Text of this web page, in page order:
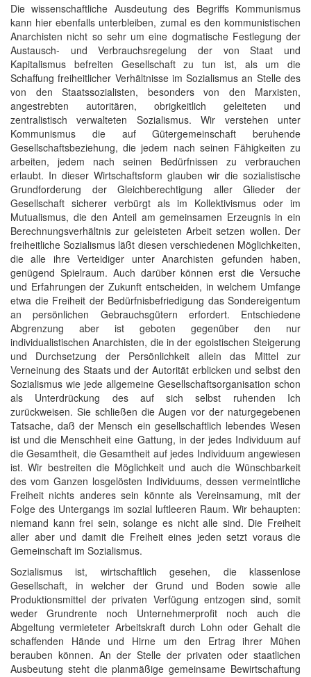
Die wissenschaftliche Ausdeutung des Begriffs Kommunismus
kann hier ebenfalls unterbleiben, zumal es den kommunistischen
Anarchisten nicht so sehr um eine dogmatische Festlegung der
Austausch- und Verbrauchsregelung der von Staat und
Kapitalismus befreiten Gesellschaft zu tun ist, als um die
Schaffung freiheitlicher Verhältnisse im Sozialismus an Stelle des
von den Staatssozialisten, besonders von den Marxisten,
angestrebten autoritären, obrigkeitlich geleiteten und
zentralistisch verwalteten Sozialismus. Wir verstehen unter
Kommunismus die auf Gütergemeinschaft beruhende
Gesellschaftsbeziehung, die jedem nach seinen Fähigkeiten zu
arbeiten, jedem nach seinen Bedürfnissen zu verbrauchen
erlaubt. In dieser Wirtschaftsform glauben wir die sozialistische
Grundforderung der Gleichberechtigung aller Glieder der
Gesellschaft sicherer verbürgt als im Kollektivismus oder im
Mutualismus, die den Anteil am gemeinsamen Erzeugnis in ein
Berechnungsverhältnis zur geleisteten Arbeit setzen wollen. Der
freiheitliche Sozialismus läßt diesen verschiedenen Möglichkeiten,
die alle ihre Verteidiger unter Anarchisten gefunden haben,
genügend Spielraum. Auch darüber können erst die Versuche
und Erfahrungen der Zukunft entscheiden, in welchem Umfange
etwa die Freiheit der Bedürfnisbefriedigung das Sondereigentum
an persönlichen Gebrauchsgütern erfordert. Entschiedene
Abgrenzung aber ist geboten gegenüber den nur
individualistischen Anarchisten, die in der egoistischen Steigerung
und Durchsetzung der Persönlichkeit allein das Mittel zur
Verneinung des Staats und der Autorität erblicken und selbst den
Sozialismus wie jede allgemeine Gesellschaftsorganisation schon
als Unterdrückung des auf sich selbst ruhenden Ich
zurückweisen. Sie schließen die Augen vor der naturgegebenen
Tatsache, daß der Mensch ein gesellschaftlich lebendes Wesen
ist und die Menschheit eine Gattung, in der jedes Individuum auf
die Gesamtheit, die Gesamtheit auf jedes Individuum angewiesen
ist. Wir bestreiten die Möglichkeit und auch die Wünschbarkeit
des vom Ganzen losgelösten Individuums, dessen vermeintliche
Freiheit nichts anderes sein könnte als Vereinsamung, mit der
Folge des Untergangs im sozial luftleeren Raum. Wir behaupten:
niemand kann frei sein, solange es nicht alle sind. Die Freiheit
aller aber und damit die Freiheit eines jeden setzt voraus die
Gemeinschaft im Sozialismus.
Sozialismus ist, wirtschaftlich gesehen, die klassenlose
Gesellschaft, in welcher der Grund und Boden sowie alle
Produktionsmittel der privaten Verfügung entzogen sind, somit
weder Grundrente noch Unternehmerprofit noch auch die
Abgeltung vermieteter Arbeitskraft durch Lohn oder Gehalt die
schaffenden Hände und Hirne um den Ertrag ihrer Mühen
berauben können. An der Stelle der privaten oder staatlichen
Ausbeutung steht die planmäßige gemeinsame Bewirtschaftung